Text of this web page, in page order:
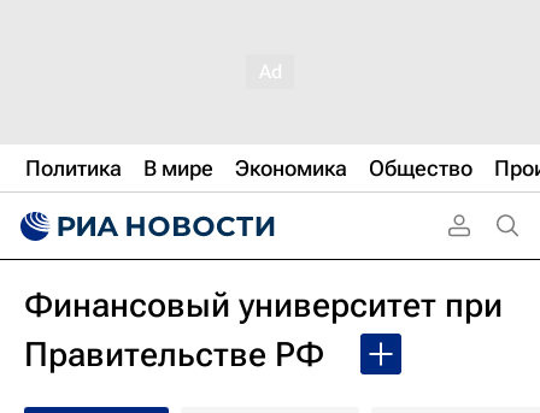
Политика В мире Экономика Общество
Финансовый университет при
Правительстве РФ